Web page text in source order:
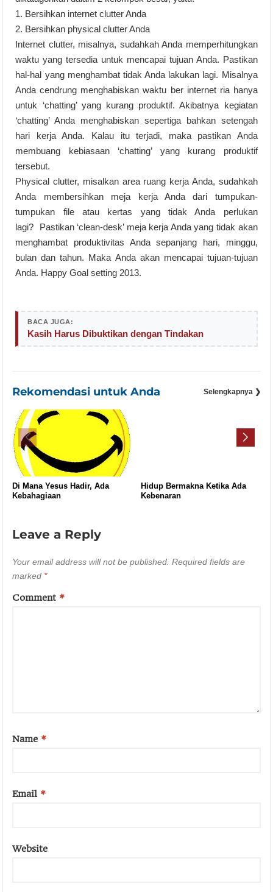
1. Bersihkan internet clutter Anda
2. Bersihkan physical clutter Anda
Internet clutter, misalnya, sudahkah Anda memperhitungkan
waktu yang tersedia untuk mencapai tujuan Anda. Pastikan
hal-hal yang menghambat tidak Anda lakukan lagi. Misalnya
Anda cendrung menghabiskan waktu ber internet ria hanya
untuk ‘chatting’ yang kurang produktif. Akibatnya kegiatan
‘chatting’ Anda menghabiskan sepertiga bahkan setengah
hari kerja Anda. Kalau itu terjadi, maka pastikan Anda
membuang kebiasaan ‘chatting’ yang kurang produktif
tersebut.
Physical clutter, misalkan area ruang kerja Anda, sudahkah
Anda membersihkan meja kerja Anda dari tumpukan-
tumpukan file atau kertas yang tidak Anda perlukan
lagi? Pastikan ‘clean-desk’ meja kerja Anda yang tidak akan
menghambat produktivitas Anda sepanjang hari, minggu,
bulan dan tahun. Maka Anda akan mencapai tujuan-tujuan
Anda. Happy Goal setting 2013.
BACA JUGA:
Kasih Harus Dibuktikan dengan Tindakan
Rekomendasi untuk Anda Selengkapnya ❯
Di Mana Yesus Hadir, Ada
Kebahagiaan
Hidup Bermakna Ketika Ada
Kebenaran
Leave a Reply
Your email address will not be published. Required fields are
marked *
Comment *
Name *
Email *
Website